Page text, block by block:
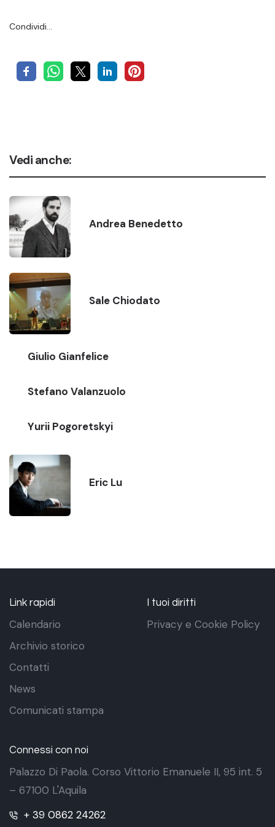
Condividi…
Vedi anche:
Andrea Benedetto
Sale Chiodato
Giulio Gianfelice
Stefano Valanzuolo
Yurii Pogoretskyi
Eric Lu
Link rapidi
Calendario
Archivio storico
Contatti
News
Comunicati stampa
I tuoi diritti
Privacy e Cookie Policy
Connessi con noi
Palazzo Di Paola. Corso Vittorio Emanuele II, 95 int. 5
– 67100 L'Aquila
+ 39 0862 24262